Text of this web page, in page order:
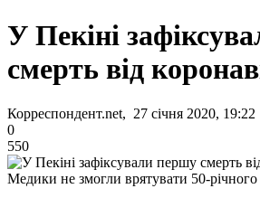
У Пекіні
смерть від
Корреспондент.net, 27 січня 2020, 19:22
0
550
Медики не змогли врятувати 50-річного